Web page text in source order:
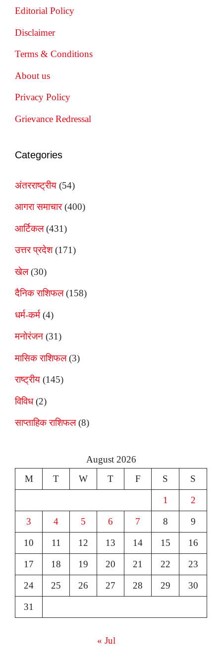
Editorial Policy
Disclaimer
Terms & Conditions
About us
Privacy Policy
Grievance Redressal
Categories
अंतरराष्ट्रीय (54)
आगरा समाचार(400)
आर्टिकल(431)
उत्तर प्रदेश(171)
खेल(30)
दैनिक राशिफल(158)
धर्म-कर्म (4)
मनोरंजन (31)
मासिक राशिफल(3)
राष्ट्रीय (145)
विविध(2)
साप्ताहिक राशिफल(8)
August 2026
M
T W T F S S
1 2
3 4 5 6 7 8 9
10 11 12 13 14 15 16
17 18 19 20 21 22 23
24 25 26 27 28 29 30
31
« Jul